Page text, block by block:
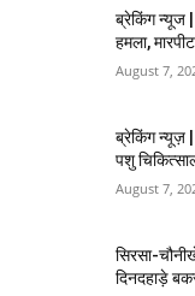
ब्रेकिंग न्यूज
हमला,
August 7,
ब्रेकिंग न्यूज़ |
पशु
August 7,
सिरसा-
दिनदहाड़े